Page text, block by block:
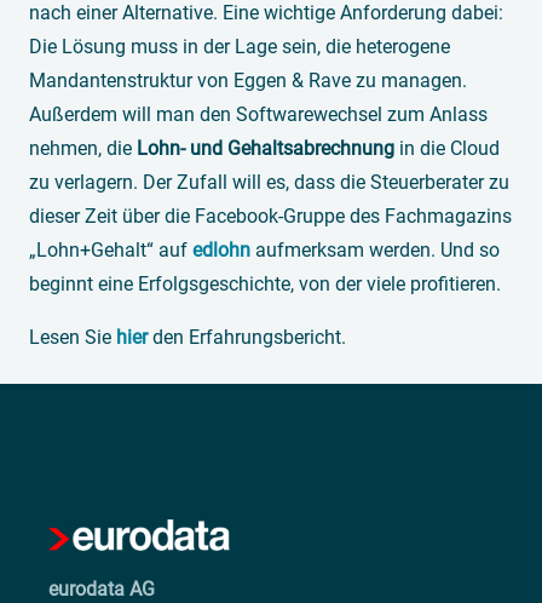
nach einer Alternative. Eine wichtige Anforderung dabei:
Die Lösung muss in der Lage sein, die heterogene
Mandantenstruktur von Eggen & Rave zu managen.
Außerdem will man den Softwarewechsel zum Anlass
nehmen, die Lohn- und Gehaltsabrechnung in die Cloud
zu verlagern. Der Zufall will es, dass die Steuerberater zu
dieser Zeit über die Facebook-Gruppe des Fachmagazins
„Lohn+Gehalt“ auf edlohn aufmerksam werden. Und so
beginnt eine Erfolgsgeschichte, von der viele profitieren.
Lesen Sie hierden Erfahrungsbericht.
eurodata AG